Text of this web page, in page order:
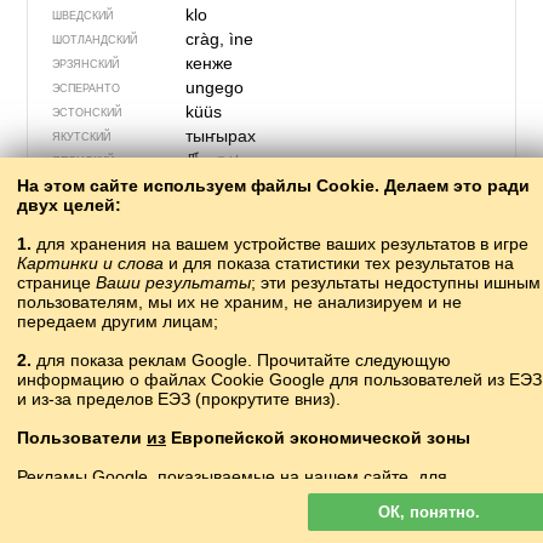
ШВЕДСКИЙ klo
ШОТЛАНДСКИЙ cràg, ìne
ЭРЗЯНСКИЙ кенже
ЭСПЕРАНТО ungego
ЭСТОНСКИЙ küüs
ЯКУТСКИЙ тыҥырах
ЯПОНСКИЙ 爪 つめ
На этом сайте используем файлы Cookie. Делаем это ради
двух целей:
1. для хранения на вашем устройстве ваших результатов в игре
Картинки и слова и для показа статистики тех результатов на
странице Ваши результаты; эти результаты недоступны ишным
пользователям, мы их не храним, не анализируем и не
передаем другим лицам;
2. для показа реклам Google. Прочитайте следующую
информацию о файлах Cookie Google для пользователей из ЕЭЗ
и из-за пределов ЕЭЗ (прокрутите вниз).
Пользователи из Европейской экономической зоны
Рекламы Google, показываемые на нашем сайте, для
персонализируются. В такой рекламе
файлы cookie не используются для персонализации объявлений,
но служат для ограничения частоты показов, подготовки сводных
ОК, понятно.